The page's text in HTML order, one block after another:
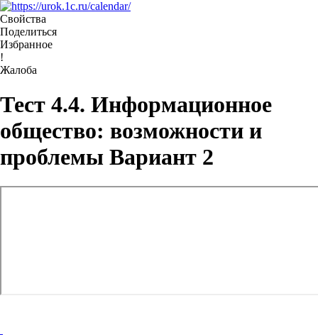
Свойства
Поделиться
Избранное
!
Жалоба
Тест 4.4. Информационное
общество: возможности и
проблемы Вариант 2